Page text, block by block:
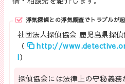
社団法人探偵協会 鹿児島県探偵
（
http://
l）
探偵協会には法律上の守秘義